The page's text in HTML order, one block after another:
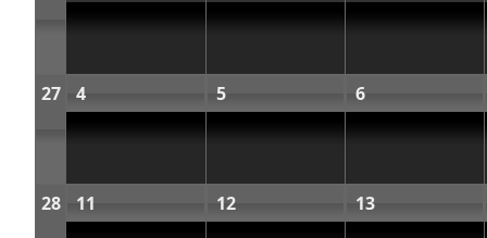
27 4 5 6
28 11 12 13